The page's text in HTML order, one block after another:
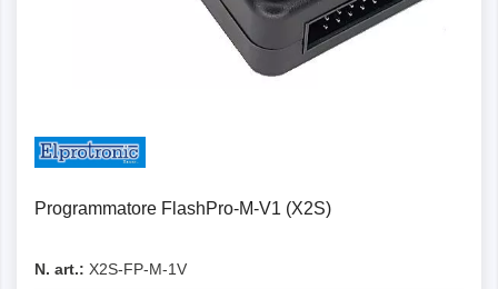
Programmatore FlashPro-M-V1 (X2S)
N. art.: X2S-FP-M-1V